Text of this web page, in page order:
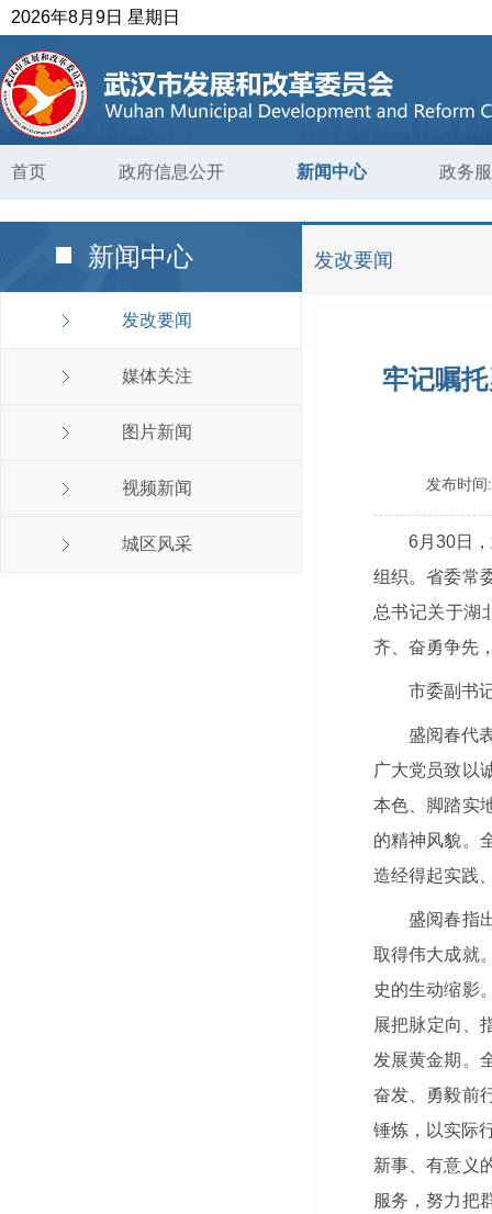
2026年8月9日 星期日
首页 政府信息公开 新闻中心 政务
新闻中心
发改要闻
媒体关注
图片新闻
视频新闻
城区风采
发改要闻
牢记嘱
发布时
6月30日
组织。省委常
总书记关于湖
齐、奋勇争先
市委副书
盛阅春代
广大党员致以
本色、脚踏实
的精神风貌。
造经得起实践
盛阅春指
取得伟大成就
史的生动缩影
展把脉定向、
发展黄金期。
奋发、勇毅前
锤炼，以实际
新事、有意义
服务，努力把